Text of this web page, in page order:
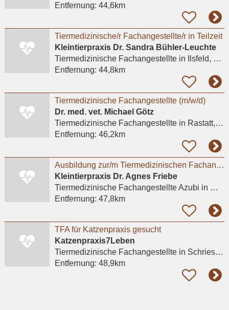
Entfernung: 44,6km
Tiermedizinische/r Fachangestellte/r in Teilzeit
Kleintierpraxis Dr. Sandra Bühler-Leuchte
Tiermedizinische Fachangestelltein Ilsfeld, Helfenberg
Entfernung: 44,8km
Tiermedizinische Fachangestellte (m/w/d)
Dr. med. vet. Michael Götz
Tiermedizinische Fachangestelltein Rastatt, Wintersdorf
Entfernung: 46,2km
Ausbildung zur/m Tiermedizinischen Fachangestellten (m/w/d) in unserer Kleintierpraxis in
Kleintierpraxis Dr. Agnes Friebe
Tiermedizinische Fachangestellte Azubi in Mannheim, Seckenheim
Entfernung: 47,8km
TFA für Katzenpraxis gesucht
Katzenpraxis7Leben
Tiermedizinische Fachangestelltein Schriesheim
Entfernung: 48,9km